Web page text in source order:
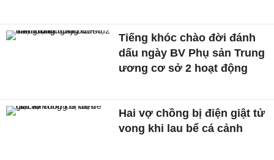
Tiếng khóc chào đời đánh
dấu ngày BV Phụ sản Trung
ương cơ sở 2 hoạt động
Hai vợ chồng bị điện giật tử
vong khi lau bể cá cảnh